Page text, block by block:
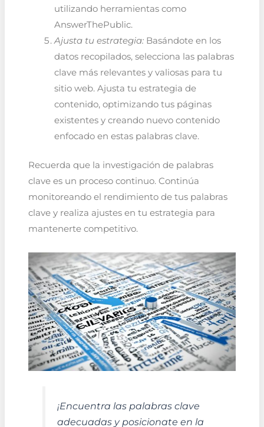
utilizando herramientas como
AnswerThePublic.
Ajusta tu estrategia:Basándote en los
datos recopilados, selecciona las palabras
clave más relevantes y valiosas para tu
sitio web. Ajusta tu estrategia de
contenido, optimizando tus páginas
existentes y creando nuevo contenido
enfocado en estas palabras clave.
Recuerda que la investigación de palabras
clave es un proceso continuo. Continúa
monitoreando el rendimiento de tus palabras
clave y realiza ajustes en tu estrategia para
mantenerte competitivo.
¡Encuentra las palabras clave
adecuadas y posicionate en la